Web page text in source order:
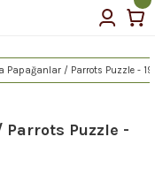
Papağanlar / Parrots Puzzle -
Puzzle -